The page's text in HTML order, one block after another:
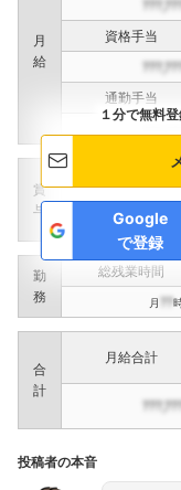
月
給
資格手当
通勤手当
賞
与
???,???
勤
務
総残業時間
月 ??
合
計
月給合計
１分で無料
Google
で登録
投稿者の本音